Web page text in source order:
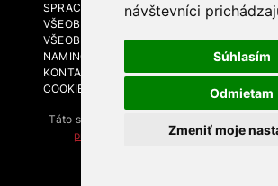
návštevníci
Súhlasím
Odmietam
Zmeniť moje
SPRACOVANIE OSOBNÝCH ÚDAJOV
VŠEOBECNÉ OBCHODNÉ PODMIENKY
VŠEOBECNÉ OBCHODNÉ PODMIENKY -
NAMING
KONTAKT
COOKIES
Táto stránka je chránená technológiou
pravidlá ochrany súkromia azmluvné